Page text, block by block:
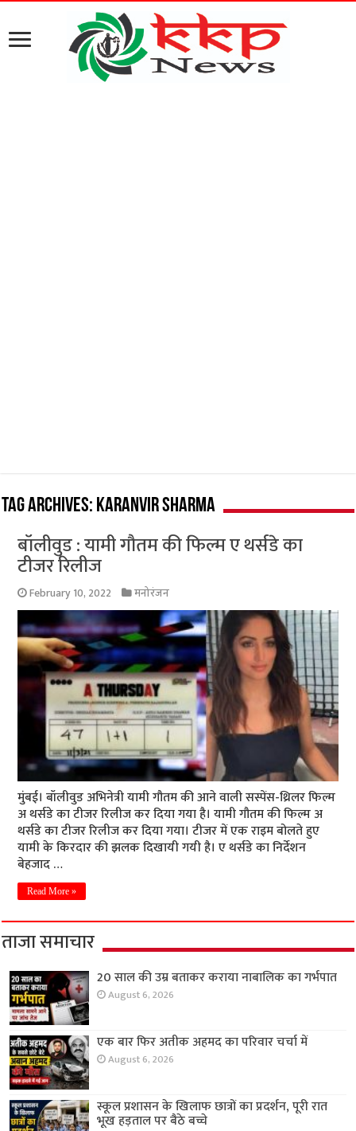
Tag Archives: Karanvir Sharma
बॉलीवुड : यामी गौतम की फिल्म ए थर्सडे का
टीजर रिलीज
February 10, 2022 मनोरंजन
मुंबई। बॉलीवुड अभिनेत्री यामी गौतम की आने वाली सस्पेंस-थ्रिलर फिल्म
अ थर्सडे का टीजर रिलीज कर दिया गया है। यामी गौतम की फिल्म अ
थर्सडे का टीजर रिलीज कर दिया गया। टीजर में एक राइम बोलते हुए
यामी के किरदार की झलक दिखायी गयी है। ए थर्सडे का निर्देशन
बेहजाद …
Read More »
ताजा समाचार
20 साल की उम्र बताकर कराया नाबालिक का गर्भपात
August 6, 2026
एक बार फिर अतीक अहमद का परिवार चर्चा में
August 6, 2026
स्कूल प्रशासन के खिलाफ छात्रों का प्रदर्शन, पूरी रात
भूख हड़ताल पर बैठे बच्चे